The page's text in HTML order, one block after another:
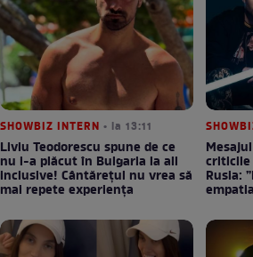
SHOWBIZ INTERN • la 13:11
Liviu Teodorescu spune de ce
nu i-a plăcut în Bulgaria la all
inclusive! Cântărețul nu vrea să
mai repete experiența
criticile
Rusia: